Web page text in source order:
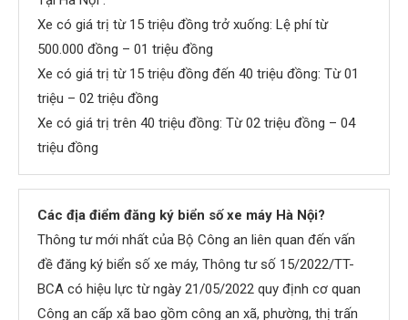
Xe có giá trị từ 15 triệu đồng trở xuống: Lệ phí từ
500.000 đồng – 01 triệu đồng
Xe có giá trị từ 15 triệu đồng đến 40 triệu đồng: Từ 01
triệu – 02 triệu đồng
Xe có giá trị trên 40 triệu đồng: Từ 02 triệu đồng – 04
triệu đồng
Các địa điểm đăng ký biển số xe máy Hà Nội?
Thông tư mới nhất của Bộ Công an liên quan đến vấn
đề đăng ký biển số xe máy, Thông tư số 15/2022/TT-
BCA có hiệu lực từ ngày 21/05/2022 quy định cơ quan
Công an cấp xã bao gồm công an xã, phường, thị trấn